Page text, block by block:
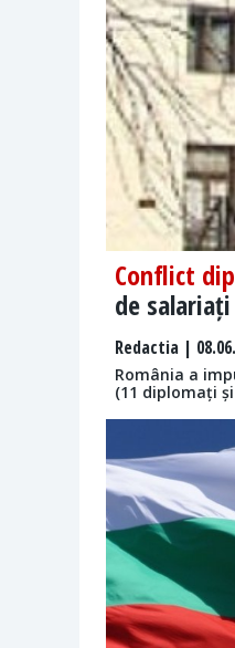
Conflict
de
Redactia |
România a
(11 diplomați